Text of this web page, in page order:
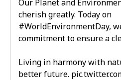
Our Planet and
cherish greatly. Today on
#WorldEnvironmentDay,
commitment to ensure a
Living in harmony with
better future.